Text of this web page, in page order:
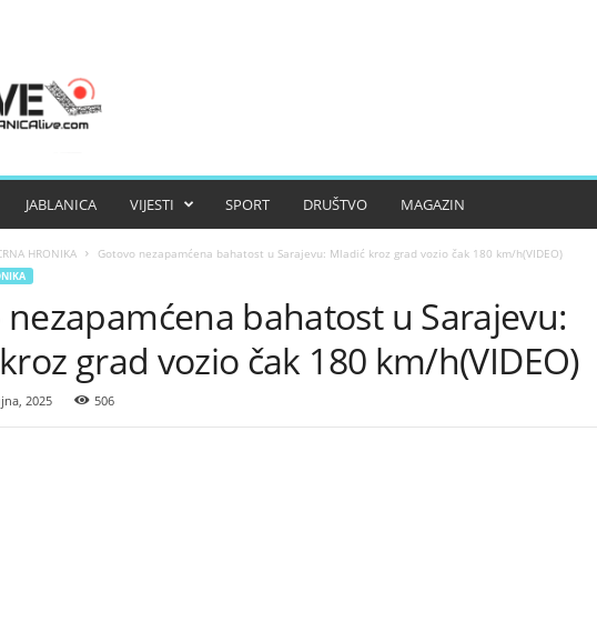
JABLANICA VIJESTI SPORT DRUŠTVO MAGAZIN
HRONIKA Gotovo nezapamćena bahatost u Sarajevu: Mladić kroz grad vozio čak 180 km/h(VIDEO)
nezapamćena bahatost u Sarajevu:
grad vozio čak 180 km/h(VIDEO)
2025 506